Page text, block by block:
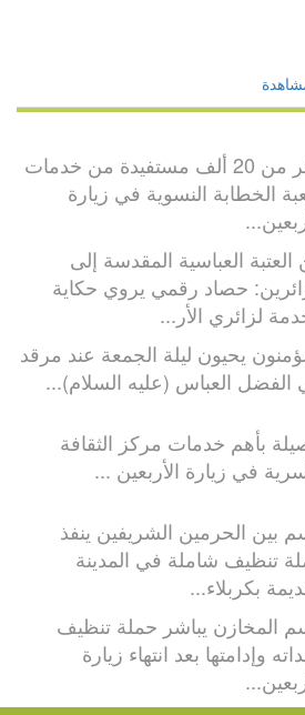
أكثر من 20 ألف مستفيدة من خدمات
الخطابة النسوية في زيارة
العباسية المقدسة إلى
حصاد رقمي يروي حكاية
لزائري الأر...
يحيون ليلة الجمعة عند مرقد
الفضل العباس (عليه السلام)...
بأهم خدمات مركز الثقافة
في زيارة الأربعين ...
بين الحرمين الشريفين ينفذ
تنظيف شاملة في المدينة
بكربلاء...
المخازن يباشر حملة تنظيف
وإدامتها بعد انتهاء زيارة